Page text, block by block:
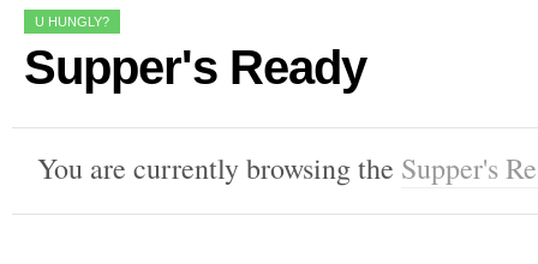
U HUNGLY?
Supper's Ready
You are currently browsing the Supper's